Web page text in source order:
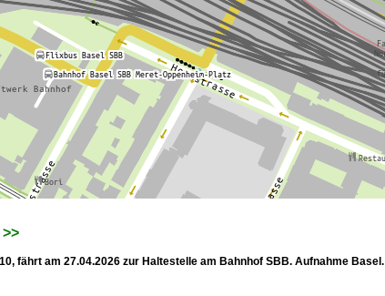
>>
fährt am 27.04.2026 zur Haltestelle am Bahnhof SBB. Aufnahme Basel.